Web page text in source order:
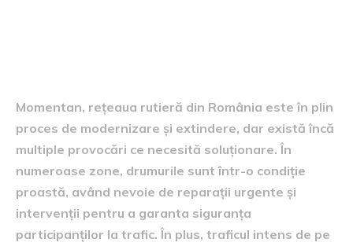
Momentan, rețeaua rutieră din România este în plin
proces de modernizare și extindere, dar există încă
multiple provocări ce necesită soluționare. În
numeroase zone, drumurile sunt într-o condiție
proastă, având nevoie de reparații urgente și
intervenții pentru a garanta siguranța
participanților la trafic. În plus, traficul intens de pe